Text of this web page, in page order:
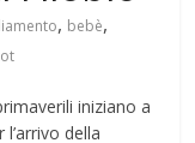
, bebè,
iniziano a
della